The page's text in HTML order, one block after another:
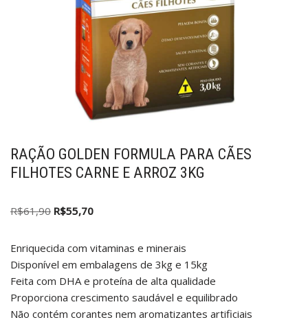
RAÇÃO GOLDEN FORMULA PARA CÃES
FILHOTES CARNE E ARROZ 3KG
R$61,90 R$55,70
Enriquecida com vitaminas e minerais
Disponível em embalagens de 3kg e 15kg
Feita com DHA e proteína de alta qualidade
Proporciona crescimento saudável e equilibrado
Não contém corantes nem aromatizantes artificiais